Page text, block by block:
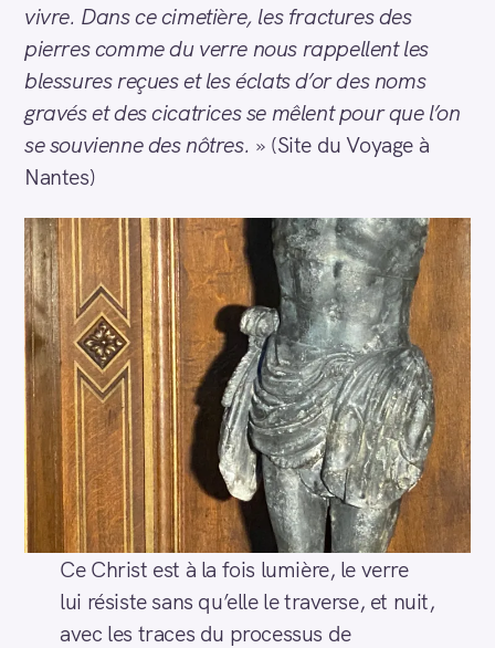
vivre. Dans ce cimetière, les fractures des
pierres comme du verre nous rappellent les
blessures reçues et les éclats d’or des noms
gravés et des cicatrices se mêlent pour que l’on
se souvienne des nôtres. » (Site du Voyage à
Nantes)
Ce Christ est à la fois lumière, le verre
lui résiste sans qu’elle le traverse, et nuit,
avec les traces du processus de